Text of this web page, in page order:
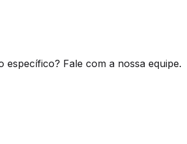
específico? Fale com a nossa equipe.